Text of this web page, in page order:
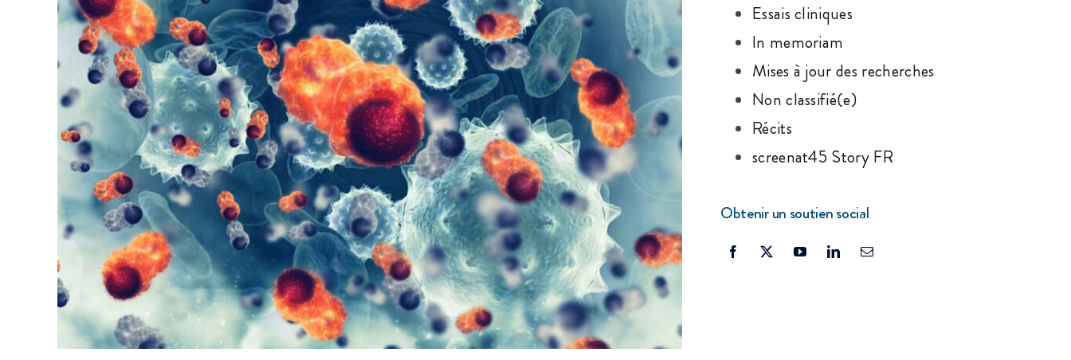
Essais cliniques
In memoriam
Mises à jour des recherches
Non classifié(e)
Récits
screenat45 Story FR
Obtenir un soutien social